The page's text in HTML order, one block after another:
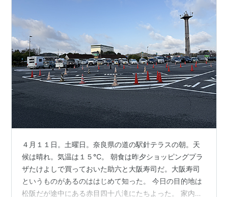
４月１１日。土曜日。奈良県の道の駅針テラスの朝。天
候は晴れ。気温は１５℃。 朝食は昨夕ショッピングプラ
ザたけよしで買っておいた助六と大阪寿司だ。大阪寿司
というものがあるのははじめて知った。 今日の目的地は
松阪だが途中にある赤目四十八滝にたちよった。 家内は